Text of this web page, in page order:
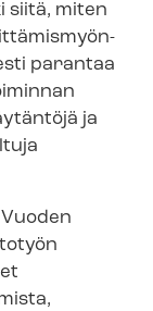
siitä, miten
parantaa
ja